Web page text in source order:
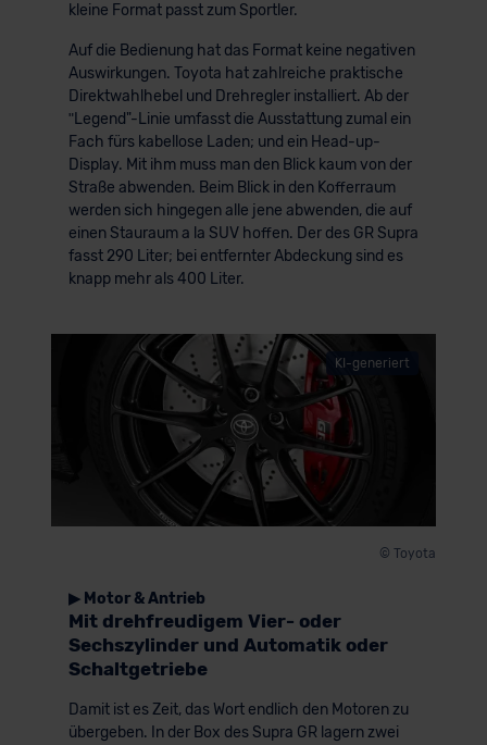
kleine Format passt zum Sportler.
Auf die Bedienung hat das Format keine negativen
Auswirkungen. Toyota hat zahlreiche praktische
Direktwahlhebel und Drehregler installiert. Ab der
ʺLegend"-Linie umfasst die Ausstattung zumal ein
Fach fürs kabellose Laden; und ein Head-up-
Display. Mit ihm muss man den Blick kaum von der
Straße abwenden. Beim Blick in den Kofferraum
werden sich hingegen alle jene abwenden, die auf
einen Stauraum a la SUV hoffen. Der des GR Supra
fasst 290 Liter; bei entfernter Abdeckung sind es
knapp mehr als 400 Liter.
KI-generiert
© Toyota
▶ Motor & Antrieb
Mit drehfreudigem Vier- oder
Sechszylinder und Automatik oder
Schaltgetriebe
Damit ist es Zeit, das Wort endlich den Motoren zu
übergeben. In der Box des Supra GR lagern zwei